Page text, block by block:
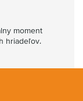
moment
hriadeľov.